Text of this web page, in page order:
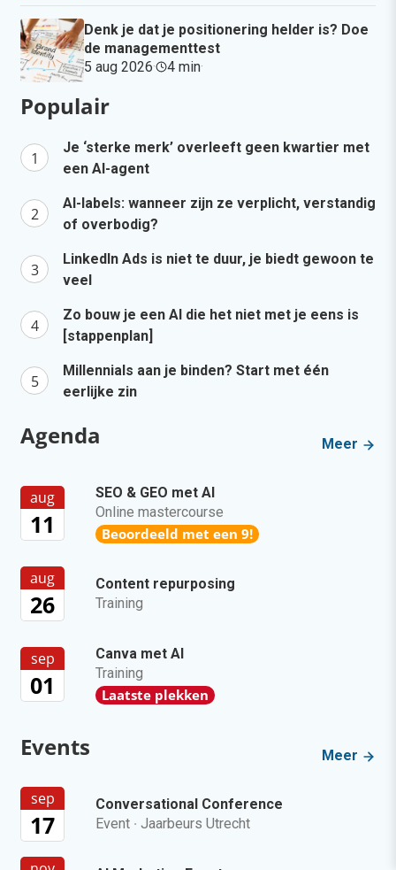
Denk je dat je positionering helder is? Doe
de managementtest
5 aug 2026· 4 min·
Populair
Je ‘sterke merk’ overleeft geen kwartier met
een AI-agent
AI-labels: wanneer zijn ze verplicht, verstandig
of overbodig?
LinkedIn Ads is niet te duur, je biedt gewoon te
veel
Zo bouw je een AI die het niet met je eens is
[stappenplan]
Millennials aan je binden? Start met één
eerlijke zin
Agenda Meer
aug
11
SEO & GEO met AI
Online mastercourse
Beoordeeld met een 9!
aug
26
Content repurposing
Training
sep
01
Canva met AI
Training
Laatste plekken
Events Meer
sep
17
Conversational Conference
Event · Jaarbeurs Utrecht